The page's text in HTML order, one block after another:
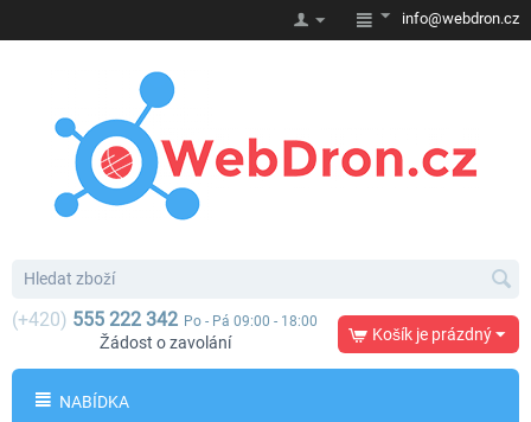
info@webdron.cz
(+420) 555 222 342 Po - Pá 09:00 - 18:00
Žádost o zavolání Košík je prázdný
NABÍDKA